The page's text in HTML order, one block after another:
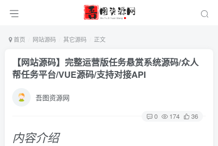
首页 网站源码 其它源码 正文
【网站源码】完整运营版任务悬赏系统源码/众人
帮任务平台/VUE源码/支持对接API
吾图资源网
0 174 36
内容介绍